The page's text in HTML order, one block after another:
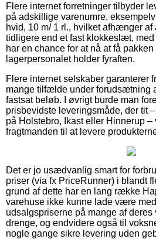
Flere internet forretninger tilbyder
på adskillige varenumre,
hvid, 10 m/ 1 rl., hvilket afhænger af
tidligere end et fast klokkeslæt,
har en chance for at nå at få
lagerpersonalet holder fyraften.
Flere internet selskaber garanterer
mange tilfælde under forudsætning
fastsat beløb. I øvrigt burde man
prisbevidste leveringsmåde, der tit
på Holstebro, Ikast eller Hinnerup
fragtmanden til at levere
Det er jo usædvanlig smart for
priser (via fx PriceRunner) i blandt
grund af dette har en lang række
varehuse ikke kunne lade være
udsalgspriserne på mange af deres
drenge, og endvidere også til
nogle gange sikre levering uden